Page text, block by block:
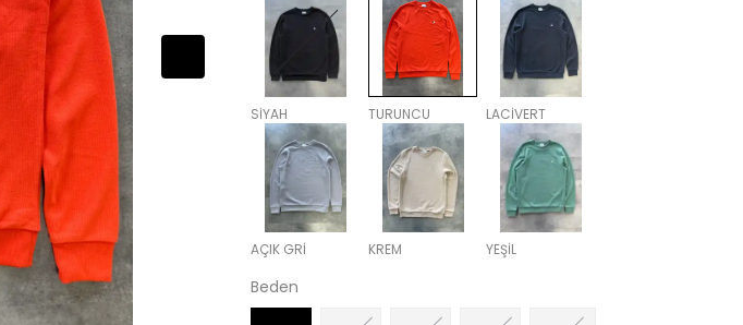
SİYAH TURUNCU LACİVERT
AÇIK GRİ KREM YEŞİL
Beden